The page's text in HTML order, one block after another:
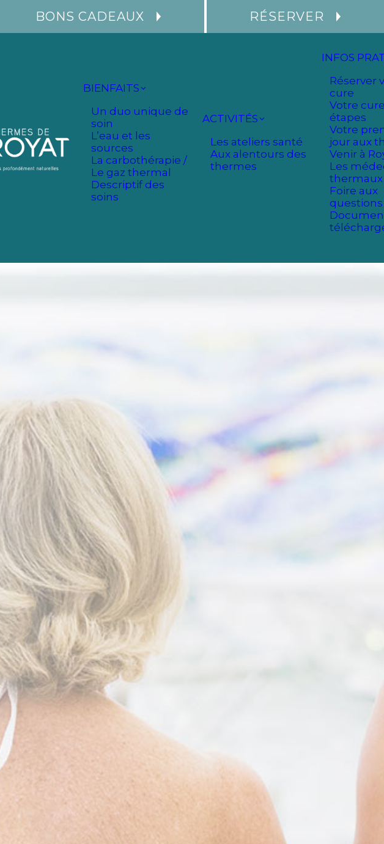
BONS CADEAUX RÉSERVER
BIENFAITS
Un duo unique de
soin
L’eau et les
sources
La carbothérapie /
Le gaz thermal
Descriptif des
soins
ACTIVITÉS
Les ateliers santé
Aux alentours des
thermes
INFOS
Réserver
cure
Votre
étapes
Votre
jour aux
Venir à
Les
thermaux
Foire aux
questions